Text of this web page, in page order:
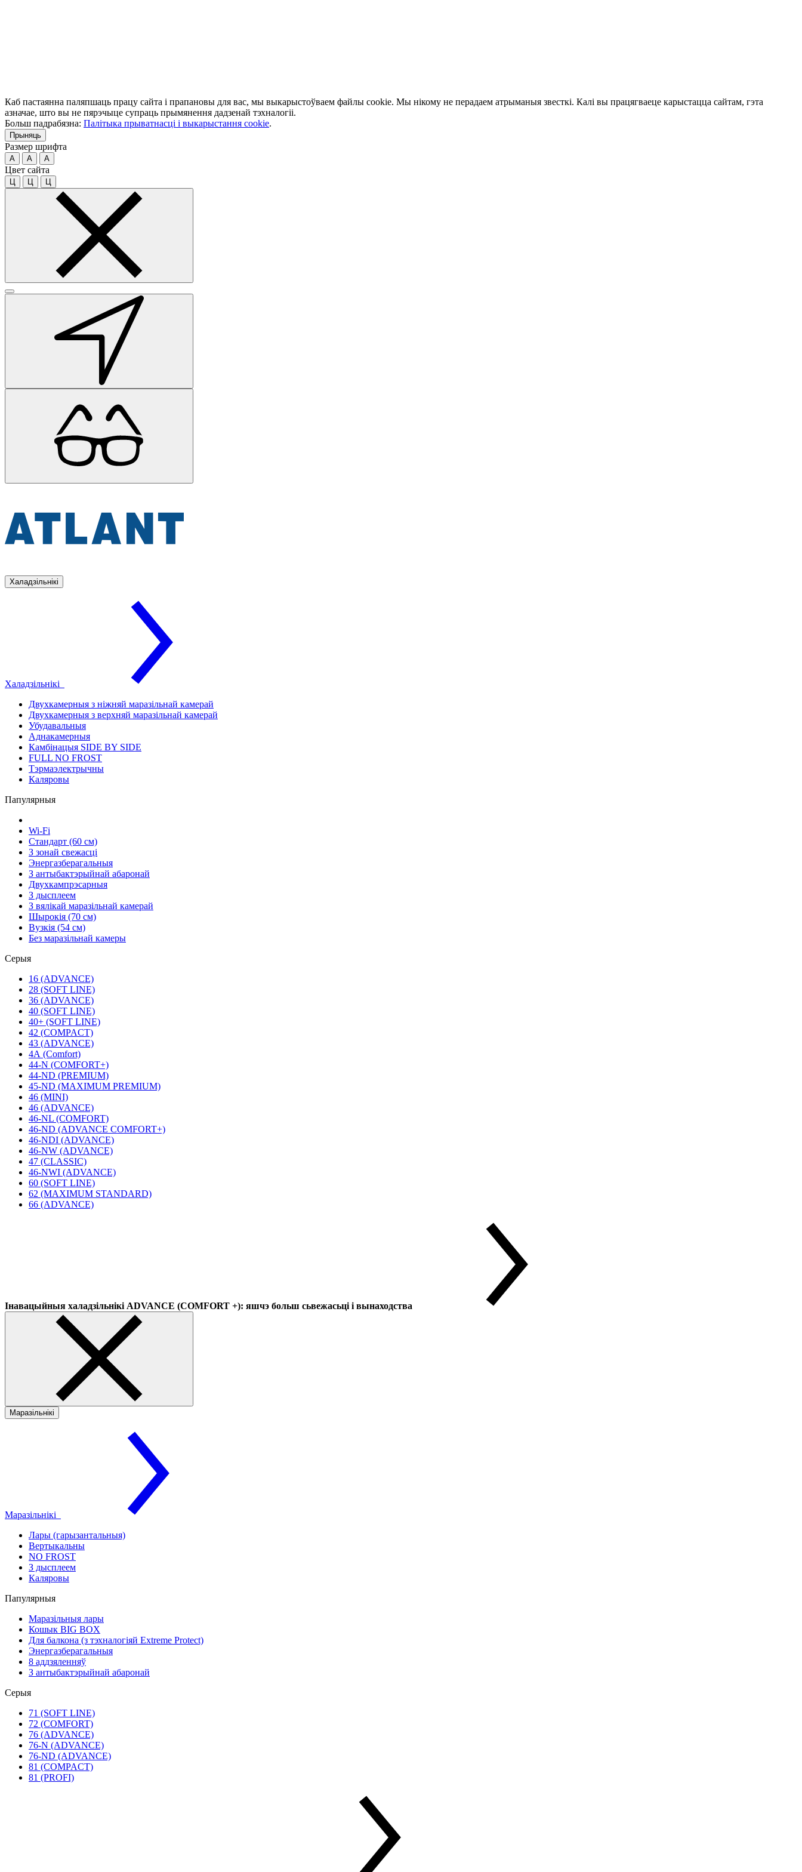
Каб пастаянна паляпшаць працу сайта і прапановы для вас, мы выкарыстоўваем файлы cookie. Мы нікому не перадаем атрыманыя звесткі. Калі вы працягваеце карыстацца сайтам, гэта
азначае, што вы не пярэчыце супраць прымянення дадзенай тэхналогіі.
Больш падрабязна: Палітыка прыватнасці і выкарыстання cookie.
Прыняць
Размер шрифта
A A A
Цвет сайта
Ц Ц Ц
Халадзільнікі
Халадзільнікі
Двухкамерныя з ніжняй маразільнай камерай
Двухкамерныя з верхняй маразільнай камерай
Убудавальныя
Аднакамерныя
Камбінацыя SIDE BY SIDE
FULL NO FROST
Тэрмаэлектрычны
Каляровы
Папулярныя
Wi-Fi
Стандарт (60 см)
З зонай свежасці
Энергазберагальныя
З антыбактэрыйнай абаронай
Двухкампрэсарныя
З дысплеем
З вялікай маразільнай камерай
Шырокія (70 см)
Вузкія (54 см)
Без маразільнай камеры
Серыя
16 (ADVANCE)
28 (SOFT LINE)
36 (ADVANCE)
40 (SOFT LINE)
40+ (SOFT LINE)
42 (COMPACT)
43 (ADVANCE)
4А (Comfort)
44-N (COMFORT+)
44-ND (PREMIUM)
45-ND (MAXIMUM PREMIUM)
46 (MINI)
46 (ADVANCE)
46-NL (COMFORT)
46-ND (ADVANCE COMFORT+)
46-NDI (ADVANCE)
46-NW (ADVANCE)
47 (CLASSIC)
46-NWI (ADVANCE)
60 (SOFT LINE)
62 (MAXIMUM STANDARD)
66 (ADVANCE)
Інавацыйныя халадзільнікі ADVANCE (COMFORT +): яшчэ больш сьвежасьці і вынаходства
Маразільнікі
Маразільнікі
Лары (гарызантальныя)
Вертыкальны
NO FROST
З дысплеем
Каляровы
Папулярныя
Маразільныя лары
Кошык BIG BOX
Для балкона (з тэхналогіяй Extreme Protect)
Энергазберагальныя
8 аддзяленняў
З антыбактэрыйнай абаронай
Серыя
71 (SOFT LINE)
72 (COMFORT)
76 (ADVANCE)
76-N (ADVANCE)
76-ND (ADVANCE)
81 (COMPACT)
81 (PROFI)